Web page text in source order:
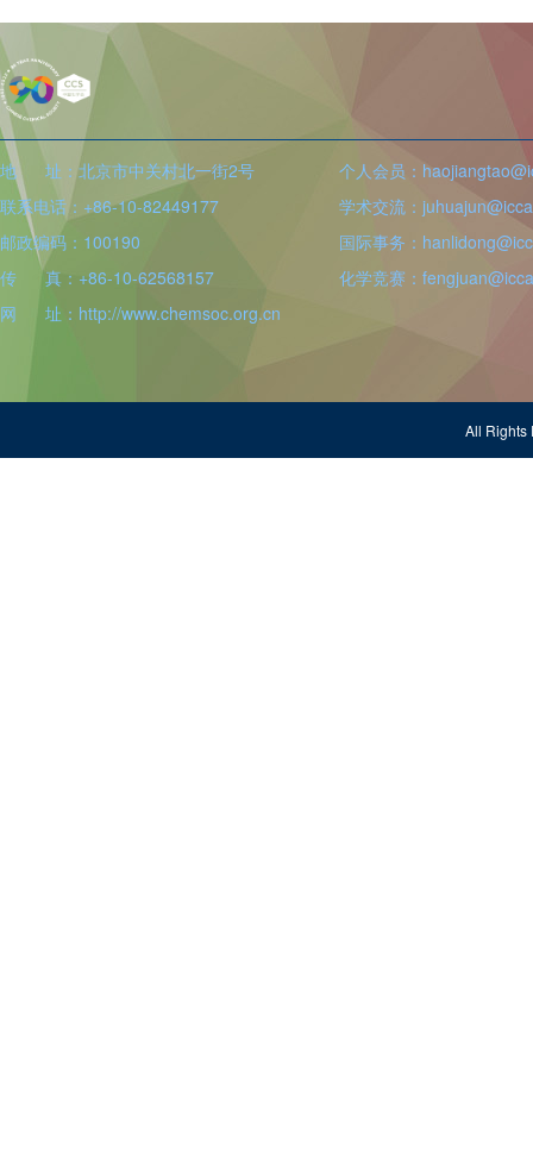
地 址：北京市中关村北一街2号
联系电话：+86-10-82449177
邮政编码：100190
传 真：+86-10-62568157
网 址：http://www.chemsoc.org.cn
个人会员：
学术交流：
国际事务：
化学竞赛：
All Rights